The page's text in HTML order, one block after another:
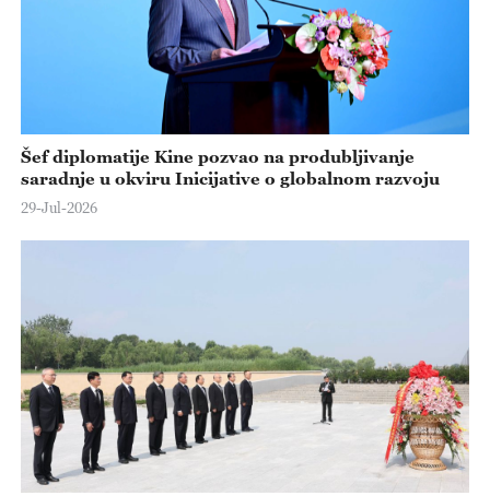
Šef diplomatije Kine pozvao na produbljivanje
saradnje u okviru Inicijative o globalnom razvoju
29-Jul-2026